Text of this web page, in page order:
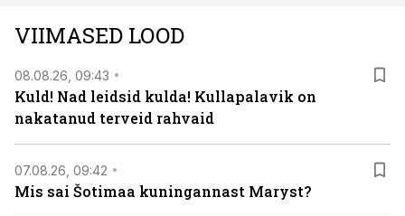
viasathistory.eu/ee
VIIMASED LOOD
08.08.26, 09:43
Kuld! Nad leidsid kulda! Kullapalavik on
nakatanud terveid rahvaid
07.08.26, 09:42
Mis sai Šotimaa kuningannast Maryst?